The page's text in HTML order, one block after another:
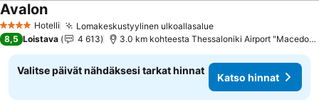
4 Tähtiluokitus
Hotelli Lomakeskustyylinen ulkoallasalueKatso hinnat
AvalonKatso hinnat
8,5 Loistava 4 613 3.0 km kohteesta Thessaloniki Airport
Valitse päivät nähdäksesi tarkat hinnat
Katso hinnat